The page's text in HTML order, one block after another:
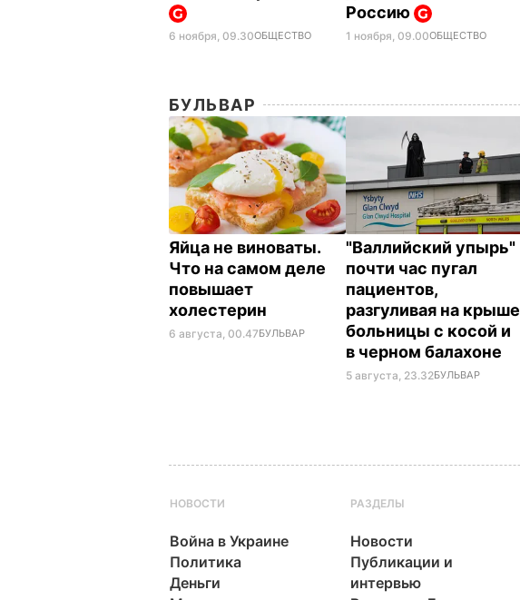
6 ноября, 09.30ОБЩЕСТВО
Россию
1 ноября, 09.00ОБЩЕСТВО
БУЛЬВАР
Яйца не виноваты.
Что на самом деле
повышает
холестерин
6 августа, 00.47БУЛЬВАР
"Валлийский упырь"
почти час пугал
пациентов,
разгуливая на крыше
больницы с косой и
в черном балахоне
5 августа, 23.32БУЛЬВАР
НОВОСТИ
Война в Украине
Политика
Деньги
РАЗДЕЛЫ
Новости
Публикации и
интервью